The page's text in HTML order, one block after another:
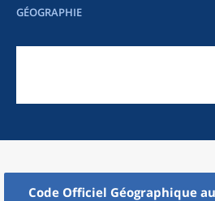
GÉOGRAPHIE
Code Officiel Géographique